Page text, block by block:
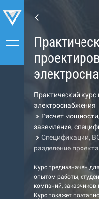
Практический курс
электроснабжения
Расчет
заземление,
Спецификации,
разделение
Курс предназначен
опытом работы,
компаний, заказчиков
Курс покажет